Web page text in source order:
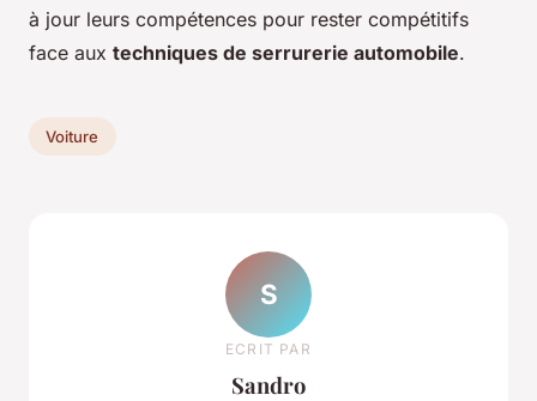
à jour leurs compétences pour rester compétitifs
face aux techniques de serrurerie automobile.
Voiture
S
ECRIT PAR
Sandro